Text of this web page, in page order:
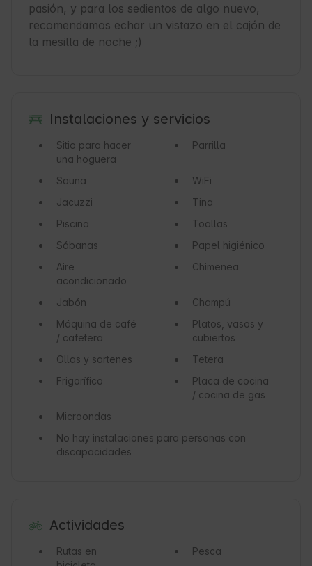
pasión, y para los sedientos de algo nuevo,
recomendamos echar un vistazo en el cajón de
la mesilla de noche ;)
Instalaciones y servicios
Sitio para hacer
una hoguera
Parrilla
Sauna
WiFi
Jacuzzi
Tina
Piscina
Toallas
Sábanas
Papel higiénico
Aire
acondicionado
Chimenea
Jabón
Champú
Máquina de café
/ cafetera
Platos, vasos y
cubiertos
Ollas y sartenes
Tetera
Frigorífico
Placa de cocina
/ cocina de gas
Microondas
No hay instalaciones para personas con
discapacidades
Actividades
Rutas en
Pesca